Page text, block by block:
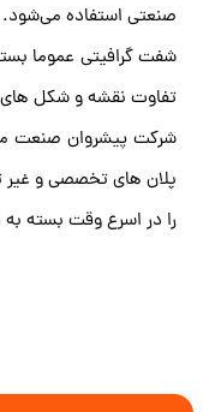
صنعتی استفاده می‌شود.
شفت گرافیتی عموما
تفاوت نقشه و شکل
شرکت پیشروان صنعت
پلان های تخصصی و غیر
را در اسرع وقت بسته